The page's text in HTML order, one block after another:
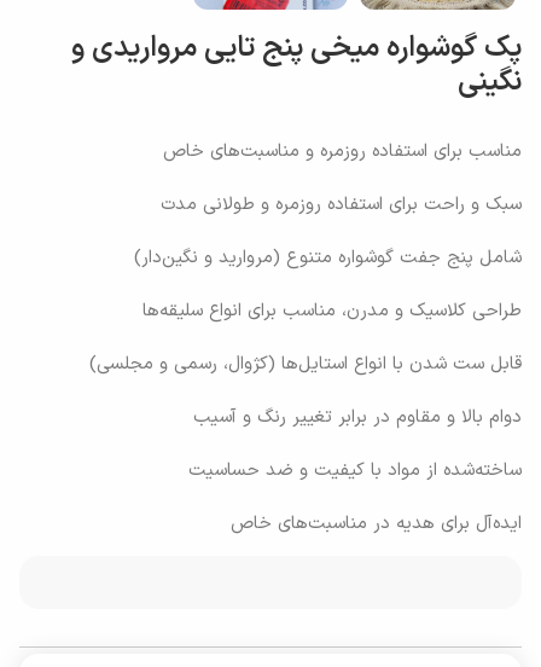
پک گوشواره میخی پنج تایی مرواریدی و
نگینی
مناسب برای استفاده روزمره و مناسبت‌های خاص
سبک و راحت برای استفاده روزمره و طولانی‌ مدت
شامل پنج جفت گوشواره متنوع (مروارید و نگین‌دار)
طراحی کلاسیک و مدرن، مناسب برای انواع سلیقه‌ها
قابل ست شدن با انواع استایل‌ها (کژوال، رسمی و مجلسی)
دوام بالا و مقاوم در برابر تغییر رنگ و آسیب
ساخته‌شده از مواد با کیفیت و ضد حساسیت
ایده‌آل برای هدیه در مناسبت‌های خاص